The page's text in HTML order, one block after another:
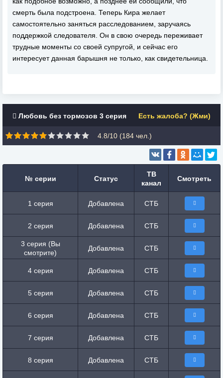
смерть была подстроена. Теперь Кира желает
самостоятельно заняться расследованием, заручаясь
поддержкой следователя. Он в свою очередь переживает
трудные моменты со своей супругой, и сейчас его
интересует данная барышня не только, как свидетельница.
Любовь без тормозов 3 серия Есть жалоба? (Жми)
4.8/10 (184 чел.)
№ серии Статус
ТВ
канал
Смотреть
1 серия Добавлена СТБ
2 серия Добавлена СТБ
3 серия (Вы
смотрите)
Добавлена СТБ
4 серия Добавлена СТБ
5 серия Добавлена СТБ
6 серия Добавлена СТБ
7 серия Добавлена СТБ
8 серия Добавлена СТБ